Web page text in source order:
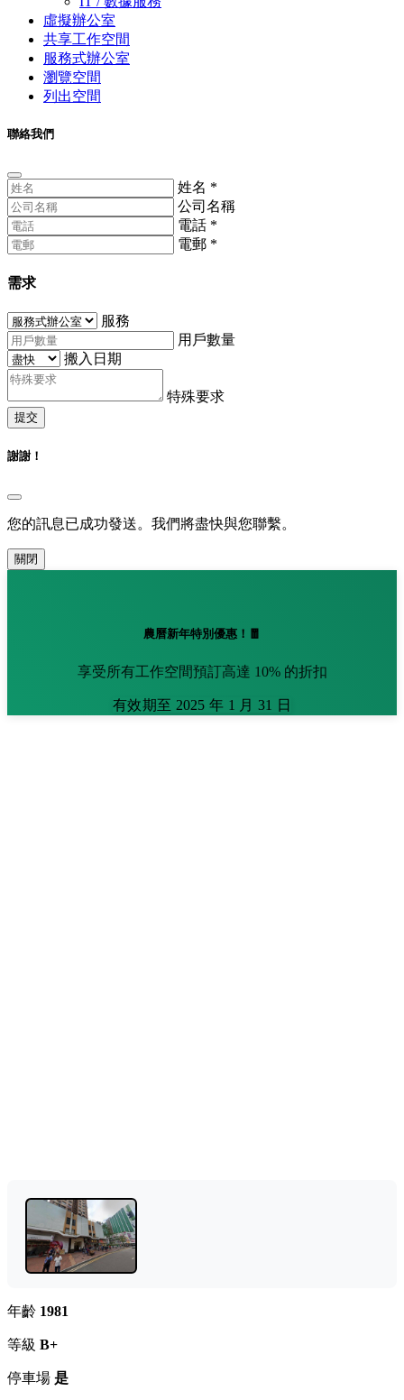
虛擬辦公室
共享工作空間
服務式辦公室
瀏覽空間
列出空間
聯絡我們
姓名 *
公司名稱
電話 *
電郵 *
需求
服務
用戶數量
搬入日期
特殊要求
提交
謝謝！
您的訊息已成功發送。我們將盡快與您聯繫。
關閉
農曆新年特別優惠！🧧
享受所有工作空間預訂高達 10% 的折扣
有效期至 2025 年 1 月 31 日
年齡 1981
等級 B+
停車場 是